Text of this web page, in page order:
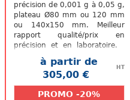
précision de 0,001 g à 0,05 g,
plateau Ø80 mm ou 120 mm
ou 140x150 mm. Meilleur
rapport qualité/prix en
précision et en laboratoire.
Balance utilisable uniquement
à partir de
305,00 €
HT
PROMO -20%